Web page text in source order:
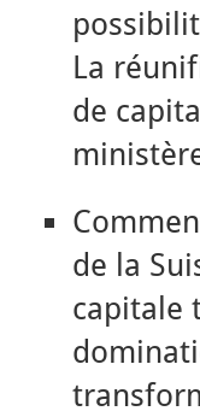
La
de
de la
capitale